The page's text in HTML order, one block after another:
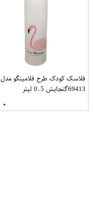
فلاسک کودک طرح فلامینگو مدل
69413گنجایش 0.5 لیتر
۰